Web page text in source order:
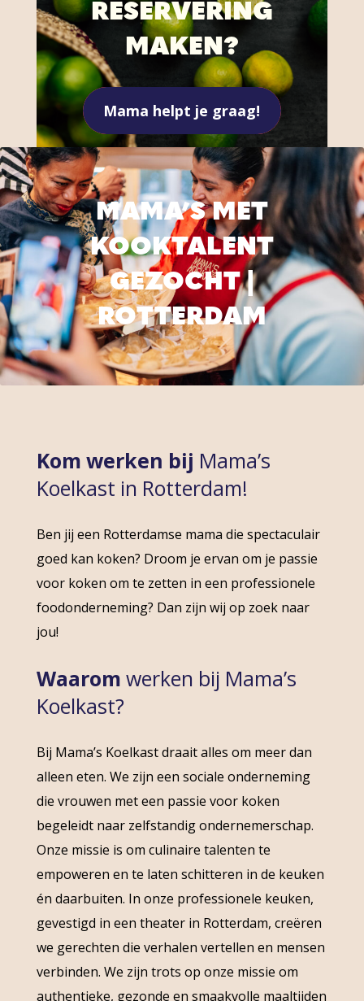
RESERVERING
MAKEN?
Mama helpt je graag!
MAMA’S MET
KOOKTALENT
GEZOCHT |
ROTTERDAM
Kom werken bij Mama’s
Koelkast in Rotterdam!
Ben jij een Rotterdamse mama die spectaculair
goed kan koken? Droom je ervan om je passie
voor koken om te zetten in een professionele
foodonderneming? Dan zijn wij op zoek naar
jou!
Waarom werken bij Mama’s
Koelkast?
Bij Mama’s Koelkast draait alles om meer dan
alleen eten. We zijn een sociale onderneming
die vrouwen met een passie voor koken
begeleidt naar zelfstandig ondernemerschap.
Onze missie is om culinaire talenten te
empoweren en te laten schitteren in de keuken
én daarbuiten. In onze professionele keuken,
gevestigd in een theater in Rotterdam, creëren
we gerechten die verhalen vertellen en mensen
verbinden. We zijn trots op onze missie om
authentieke, gezonde en smaakvolle maaltijden